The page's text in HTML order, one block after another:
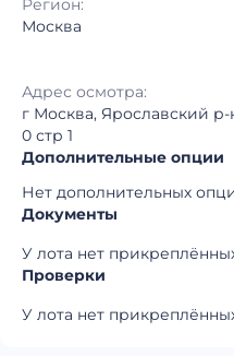
Регион:
Москва
Адрес осмотра:
г Москва, Ярославский
0 стр 1
Дополнительные опции
Нет дополнительных
Документы
У лота нет
Проверки
У лота нет